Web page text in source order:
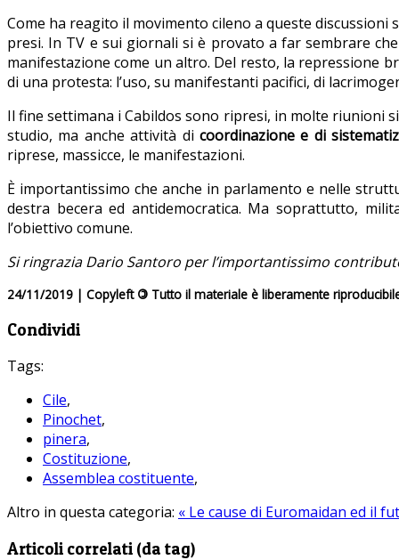
Come ha reagito il movimento cileno a queste
presi. In TV e sui giornali si è provato a far sembrare
manifestazione come un altro. Del resto, la repressione
di una protesta: l’uso, su manifestanti pacifici, di
Il fine settimana i Cabildos sono ripresi, in molte riunioni
studio, ma anche attività di coordinazione e di
riprese, massicce, le manifestazioni.
È importantissimo che anche in parlamento e nelle
destra becera ed antidemocratica. Ma soprattutto,
l’obiettivo comune.
Si ringrazia Dario Santoro per l’importantissimo
24/11/2019 | Copyleft © Tutto il materiale è liberamente
Condividi
Tags:
Cile,
Pinochet,
pinera,
Costituzione,
Assemblea costituente,
Altro in questa categoria: « Le cause di Euromaidan ed il
Articoli correlati (da tag)